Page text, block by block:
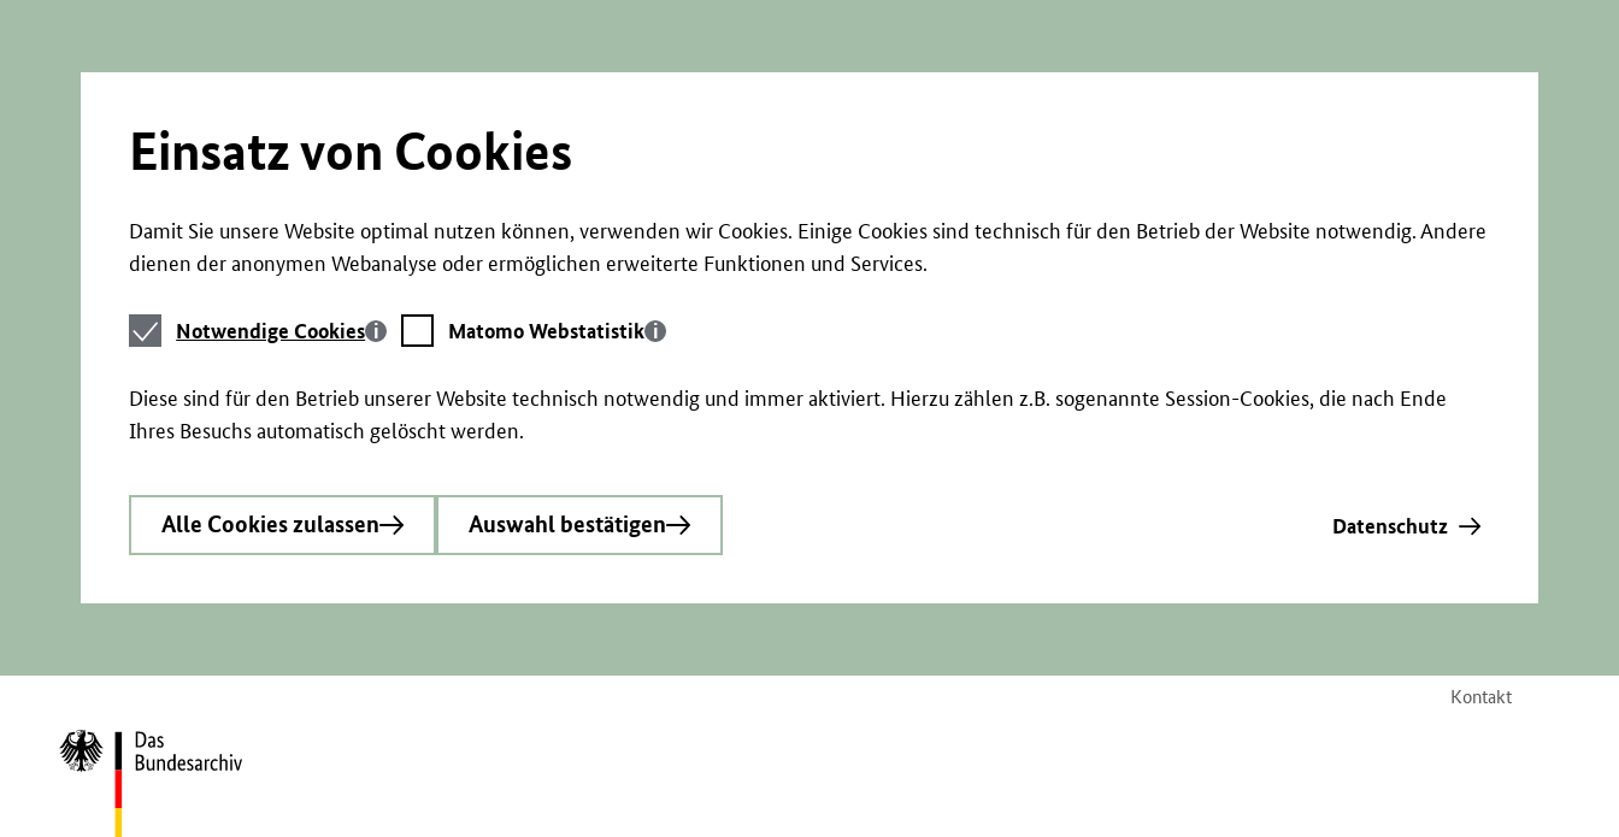
Einsatz von Cookies
Damit Sie unsere Website optimal nutzen können, verwenden wir Cookies. Einige Cookies sind technisch für den Betrieb der Website notwendig. Andere
dienen der anonymen Webanalyse oder ermöglichen erweiterte Funktionen und Services.
Notwendige
Cookies
Notwendige Cookies
Matomo
Webstatistik
Matomo Webstatistik
Diese sind für den Betrieb unserer Website technisch notwendig und immer aktiviert. Hierzu zählen z.B. sogenannte Session-Cookies, die nach Ende
Ihres Besuchs automatisch gelöscht werden.
Alle Cookies zulassen Auswahl bestätigen Datenschutz
Kontakt
Zur
Startseite